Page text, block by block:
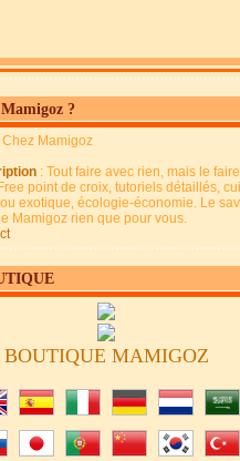
?
Chez Mamigoz
: Tout faire avec rien, mais le faire
point de croix, tutoriels détaillés,
exotique, écologie-économie. Le
Mamigoz rien que pour vous.
BOUTIQUE MAMIGOZ